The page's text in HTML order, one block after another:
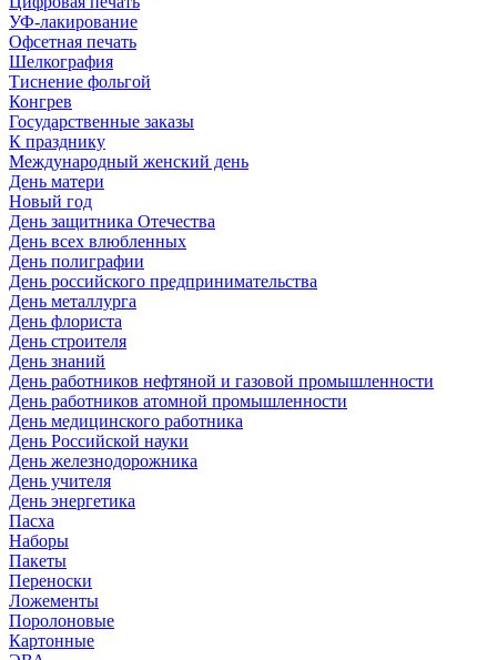
УФ-лакирование
Офсетная печать
Шелкография
Тиснение фольгой
Конгрев
Государственные заказы
К празднику
Международный женский день
День матери
Новый год
День защитника Отечества
День всех влюбленных
День полиграфии
День российского предпринимательства
День металлурга
День флориста
День строителя
День знаний
День работников нефтяной и газовой промышленности
День работников атомной промышленности
День медицинского работника
День Российской науки
День железнодорожника
День учителя
День энергетика
Пасха
Наборы
Пакеты
Переноски
Ложементы
Поролоновые
Картонные